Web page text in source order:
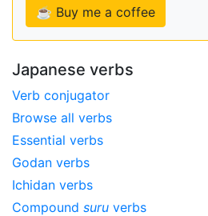
☕ Buy me a coffee
Japanese verbs
Verb conjugator
Browse all verbs
Essential verbs
Godan verbs
Ichidan verbs
Compound suru verbs